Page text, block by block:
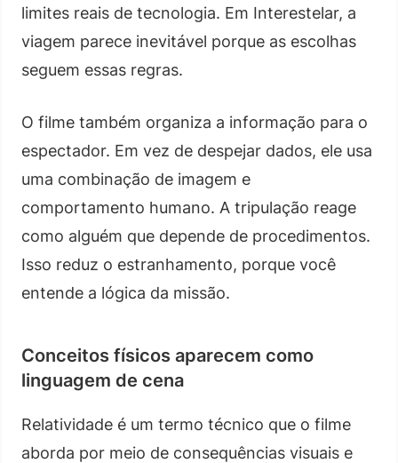
limites reais de tecnologia. Em Interestelar, a
viagem parece inevitável porque as escolhas
seguem essas regras.
O filme também organiza a informação para o
espectador. Em vez de despejar dados, ele usa
uma combinação de imagem e
comportamento humano. A tripulação reage
como alguém que depende de procedimentos.
Isso reduz o estranhamento, porque você
entende a lógica da missão.
Conceitos físicos aparecem como
linguagem de cena
Relatividade é um termo técnico que o filme
aborda por meio de consequências visuais e